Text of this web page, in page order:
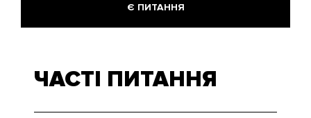
Є ПИТАННЯ
ЧАСТІ ПИТАННЯ